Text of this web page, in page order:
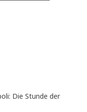
Die Stunde der